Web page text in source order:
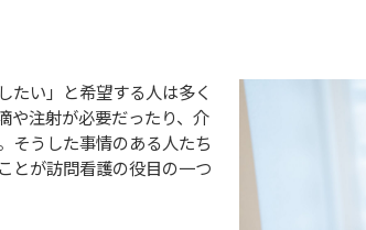
たい」と希望する人は多く
や注射が必要だったり、介
そうした事情のある人たち
とが訪問看護の役目の一つ